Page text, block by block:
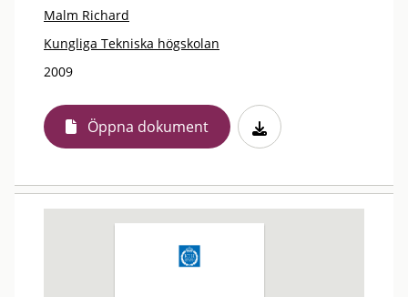
Malm Richard
Kungliga Tekniska högskolan
2009
Öppna dokument